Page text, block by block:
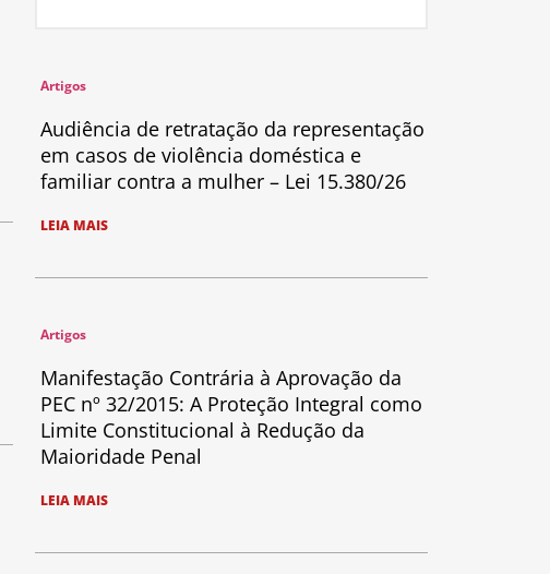
Artigos
Audiência de retratação da representação
em casos de violência doméstica e
familiar contra a mulher – Lei 15.380/26
LEIA MAIS
Artigos
Manifestação Contrária à Aprovação da
PEC nº 32/2015: A Proteção Integral como
Limite Constitucional à Redução da
Maioridade Penal
LEIA MAIS